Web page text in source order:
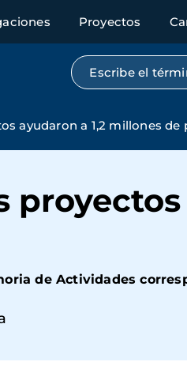
Proyectos
Búsqueda por
ayudaron a 1,2 millones de
de Actividades